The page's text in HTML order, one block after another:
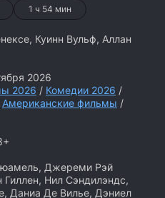
1 ч 54 мин
Куинн Вульф, Аллан
2026
2026 / Комедии 2026 /
Американские фильмы /
Джереми Рэй
Нил Сэндилэндс,
Даниа Де Вилье, Дэниел